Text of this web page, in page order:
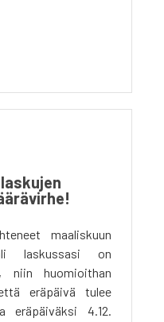
maaliskuun
laskussasi on
niin huomioithan
eräpäivä tulee
eräpäiväksi 4.12.